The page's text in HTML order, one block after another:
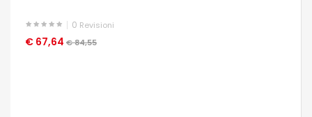
0 Revisioni
€ 67,64 € 84,55
OCCHIATA VELOCE